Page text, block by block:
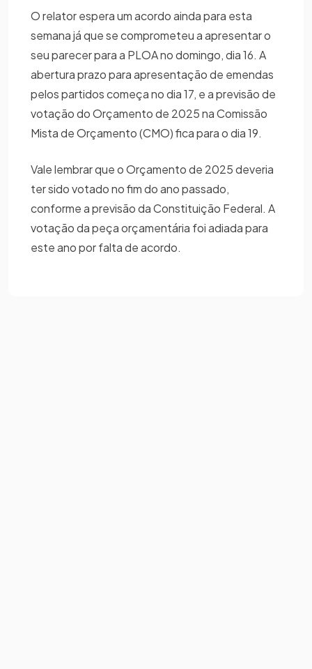
O relator espera um acordo ainda para esta
semana já que se comprometeu a apresentar o
seu parecer para a PLOA no domingo, dia 16. A
abertura prazo para apresentação de emendas
pelos partidos começa no dia 17, e a previsão de
votação do Orçamento de 2025 na Comissão
Mista de Orçamento (CMO) fica para o dia 19.
Vale lembrar que o Orçamento de 2025 deveria
ter sido votado no fim do ano passado,
conforme a previsão da Constituição Federal. A
votação da peça orçamentária foi adiada para
este ano por falta de acordo.